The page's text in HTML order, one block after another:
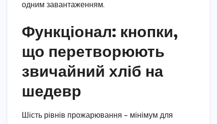
одним завантаженням.
Функціонал: кнопки,
що перетворюють
звичайний хліб на
шедевр
Шість рівнів прожарювання – мінімум для